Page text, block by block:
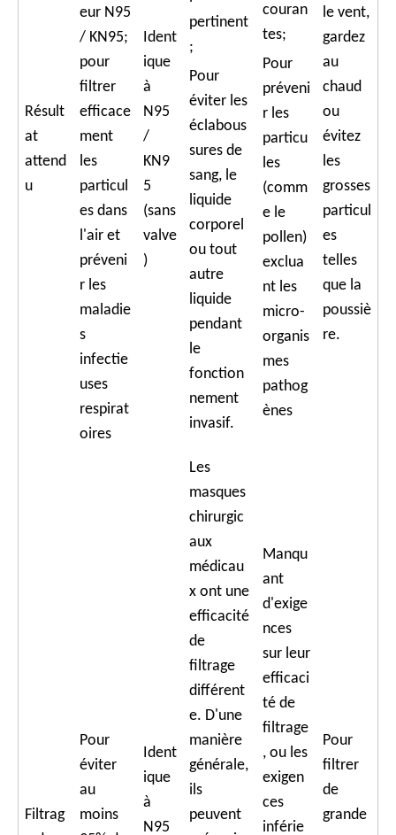
Résult
at
attend
u
eur N95
/ KN95;
pour
filtrer
efficace
ment
les
particul
es dans
l'air et
préveni
r les
maladie
s
infectie
uses
respirat
oires
Ident
ique
à
N95
/
KN9
5
(sans
valve
)
pertinent
;
Pour
éviter les
éclabous
sures de
sang, le
liquide
corporel
ou tout
autre
liquide
pendant
le
fonction
nement
invasif.
couran
tes;
Pour
préveni
r les
particu
les
(comm
e le
pollen)
exclua
nt les
micro-
organis
mes
pathog
ènes
le vent,
gardez
au
chaud
ou
évitez
les
grosses
particul
es
telles
que la
poussiè
re.
Filtrag
Pour
éviter
au
moins
Ident
ique
à
N95
Les
masques
chirurgic
aux
médicau
x ont une
efficacité
de
filtrage
différent
e. D'une
manière
générale,
ils
peuvent
Manqu
ant
d'exige
nces
sur leur
efficaci
té de
filtrage
, ou les
exigen
ces
inférie
Pour
filtrer
de
grande